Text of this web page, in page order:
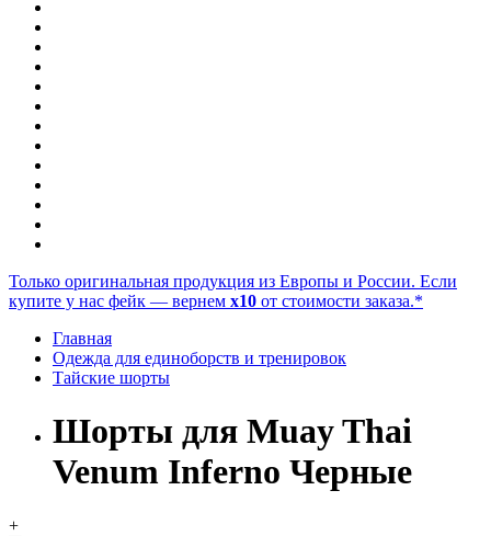
Только оригинальная продукция из Европы и России. Если
купите у нас фейк — вернем x10 от стоимости заказа.*
Главная
Одежда для единоборств и тренировок
Тайские шорты
Шорты для Muay Thai
Venum Inferno Черные
+